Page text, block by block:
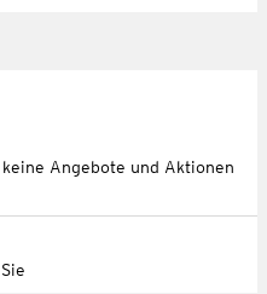
Angebote und Aktionen